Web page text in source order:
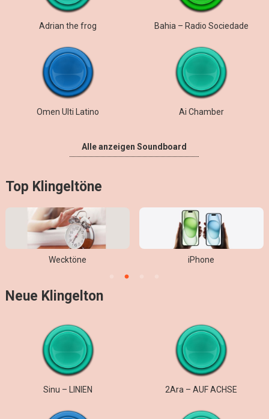
Adrian the frog Bahia – Radio Sociedade
Omen Ulti Latino Ai Chamber
Alle anzeigen Soundboard
Top Klingeltöne
Wecktöne iPhone
Neue Klingelton
Sinu – LINIEN 2Ara – AUF ACHSE